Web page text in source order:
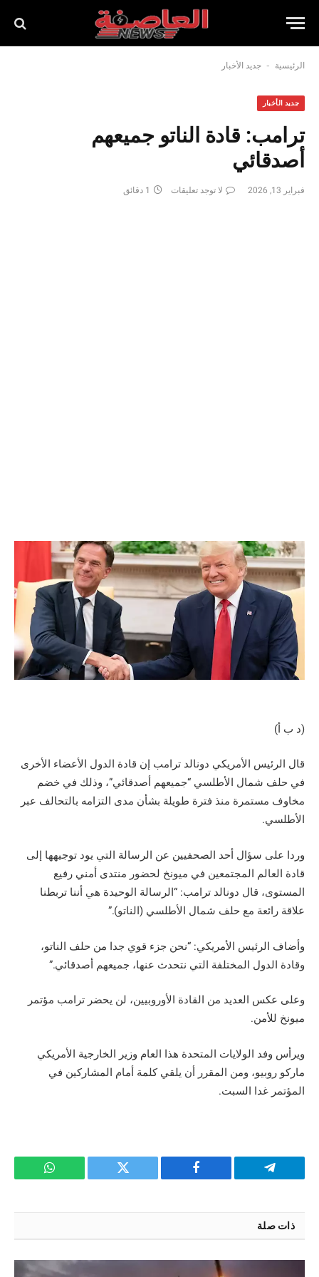
الرئيسية - جديد الأخبار
جديد الأخبار
ترامب: قادة الناتو جميعهم
أصدقائي
فبراير 13, 2026 لا توجد تعليقات 1 دقائق
(د ب أ)
قال الرئيس الأمريكي دونالد ترامب إن قادة الدول الأعضاء الأخرى
في حلف شمال الأطلسي “جميعهم أصدقائي”، وذلك في خضم
مخاوف مستمرة منذ فترة طويلة بشأن مدى التزامه بالتحالف عبر
الأطلسي.
وردا على سؤال أحد الصحفيين عن الرسالة التي يود توجيهها إلى
قادة العالم المجتمعين في ميونخ لحضور منتدى أمني رفيع
المستوى، قال دونالد ترامب: “الرسالة الوحيدة هي أننا تربطنا
علاقة رائعة مع حلف شمال الأطلسي (الناتو).”
وأضاف الرئيس الأمريكي: “نحن جزء قوي جدا من حلف الناتو،
وقادة الدول المختلفة التي نتحدث عنها، جميعهم أصدقائي.”
وعلى عكس العديد من القادة الأوروبيين، لن يحضر ترامب مؤتمر
ميونخ للأمن.
ويرأس وفد الولايات المتحدة هذا العام وزير الخارجية الأمريكي
ماركو روبيو، ومن المقرر أن يلقي كلمة أمام المشاركين في
المؤتمر غدا السبت.
تيلقرام فيسبوك تويتر واتساب
ذات صلة